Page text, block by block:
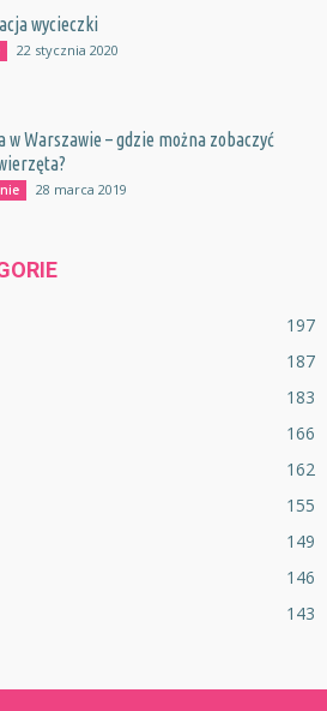
wycieczki
22 stycznia 2020
w Warszawie – gdzie można zobaczyć
28 marca 2019
197
187
183
166
162
155
149
146
143